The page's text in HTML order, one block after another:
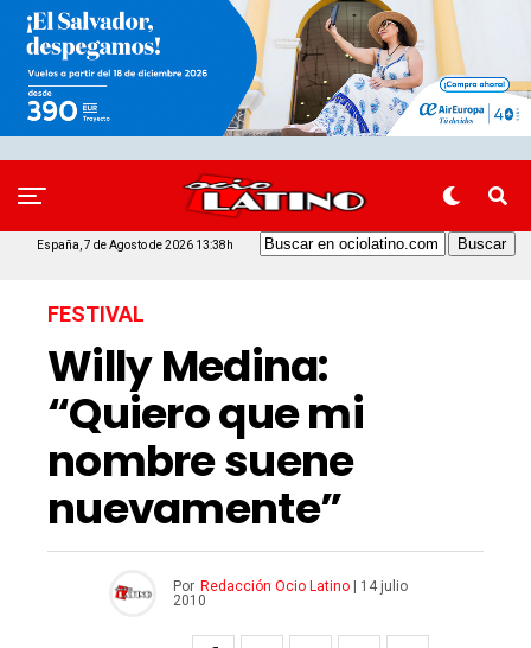
España, 7 de Agosto de 2026 13:38h
FESTIVAL
Willy Medina:
“Quiero que mi
nombre suene
nuevamente”
Por Redacción Ocio Latino|
14 julio
2010